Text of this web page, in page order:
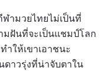
ฬามวยไทยไม่เป็นที่
มฝันที่จะเป็นแชมป์โลก
ำให้เขาเอาชนะ
ดาวรุ่งที่น่าจับตาใน